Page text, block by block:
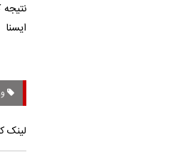
ایسنا
لینک